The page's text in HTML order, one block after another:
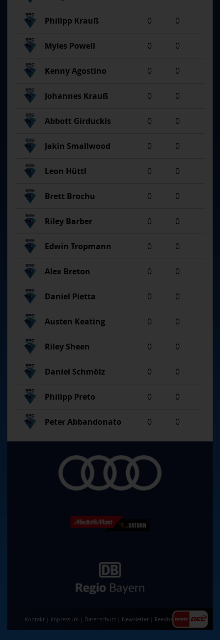
Philipp Krauß 0 0
Myles Powell 0 0
Kenny Agostino 0 0
Johannes Krauß 0 0
Abbott Girduckis 0 0
Jakin Smallwood 0 0
Leon Hüttl 0 0
Brett Brochu 0 0
Riley Barber 0 0
Edwin Tropmann 0 0
Alex Breton 0 0
Daniel Pietta 0 0
Austen Keating 0 0
Riley Sheen 0 0
Daniel Schmölz 0 0
Philipp Preto 0 0
Peter Abbandonato 0 0
Kontakt Impressum Datenschutz Newsletter Feedback|AGB